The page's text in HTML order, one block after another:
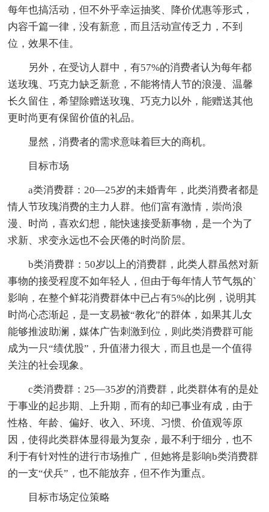
每年也搞活动，但不外乎幸运抽奖、降价优惠等形式，
内容千篇一律，没有新意，而且活动宣传乏力，不到
位，效果不佳。
另外，在受访人群中，有57%的消费者认为每年都
送玫瑰、巧克力缺乏新意，不能将情人节的浪漫、温馨
长久留住，希望除赠送玫瑰、巧克力以外，能赠送其他
更时尚更有保留价值的礼品。
显然，消费者的需求意味着巨大的商机。
目标市场
a类消费群：20—25岁的未婚青年，此类消费者都是
情人节玫瑰消费的主力人群。他们富有激情，崇尚浪
漫、时尚，喜欢幻想，能快速接受新事物，是一个为了
求新、求变永远也不会厌倦的时尚阶层。
b类消费群：50岁以上的消费群，此类人群虽然对新
事物的接受程度不如年轻人，但由于每年情人节气氛的`
影响，在整个鲜花消费群体中已占有5%的比例，说明其
时尚心态渐起，是一支易被“教化”的群体，如果其儿女
能够推波助澜，媒体广告刺激到位，则此类消费群可能
成为一只“绩优股”，升值潜力很大，而且也是一个值得
关注的社会现象。
c类消费群：25—35岁的消费群，此类群体有的是处
于事业的起步期、上升期，而有的却已事业有成，由于
性格、年龄、偏好、收入、环境、习惯、价值观等原
因，使得此类群体显得最为复杂，最不利于细分，也不
利于有针对性的进行市场推广，但她将是影响b类消费群
的一支“伏兵”，也不能放弃，但不作为重点。
目标市场定位策略